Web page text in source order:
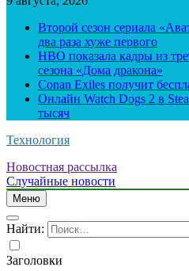
Второй сезон сериала
два раза хуже первого
HBO показала кадры из
сезона «Дома дракона»
Conan Exiles получит
Онлайн Watch Dogs 2 в
тысяч
Технология
Новостная рассылка
Случайные новости
Меню
Найти:
Заголовки